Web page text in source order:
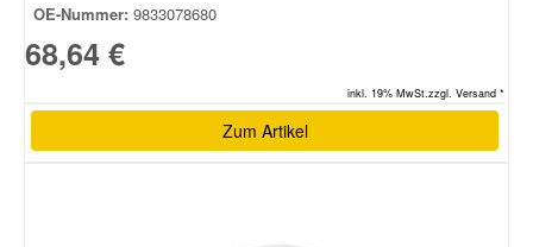
OE-Nummer: 9833078680
68,64 €
inkl. 19% MwSt.zzgl. Versand *
Zum Artikel